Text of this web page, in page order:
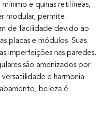
e quinas retilíneas,
modular, permite
de facilidade devido ao
placas e módulos. Suas
imperfeições nas paredes.
são amenizados por
e harmonia
beleza é